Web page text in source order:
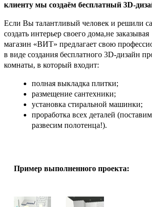
клиенту мы создаём бесплатный 3D-
Если Вы талантливый человек и решили
создать интерьер своего дома,не
магазин «ВИТ» предлагает свою
в виде создания бесплатного 3D-дизайн
комнаты, в который входит:
полная выкладка плитки;
размещение сантехники;
установка стиральной машинки;
проработка всех деталей
развесим полотенца!).
Пример выполненного проекта: